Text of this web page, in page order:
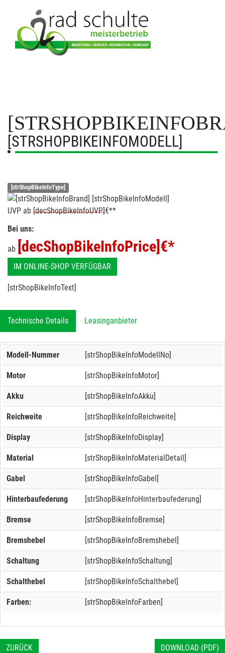
[STRSHOPBIKEINFOMODELL]
[strShopBikeInfoType]
UVP ab [decShopBikeInfoUVP]€**
Bei uns:
ab [decShopBikeInfoPrice] €*
IM ONLINE-SHOP VERFÜGBAR
[strShopBikeInfoText]
Technische Details Leasinganbieter
Modell-Nummer [strShopBikeInfoModellNo]
Motor [strShopBikeInfoMotor]
Akku [strShopBikeInfoAkku]
Reichweite [strShopBikeInfoReichweite]
Display [strShopBikeInfoDisplay]
Material [strShopBikeInfoMaterialDetail]
Gabel [strShopBikeInfoGabel]
Hinterbaufederung [strShopBikeInfoHinterbaufederung]
Bremse [strShopBikeInfoBremse]
Bremshebel [strShopBikeInfoBremshebel]
Schaltung [strShopBikeInfoSchaltung]
Schalthebel [strShopBikeInfoSchalthebel]
Farben: [strShopBikeInfoFarben]
ZURÜCK DOWNLOAD (PDF)